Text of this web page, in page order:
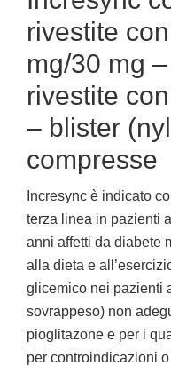
rivestite
mg/30 mg
rivestite
– blister
compresse
Incresync è indicato
terza linea in pazienti
anni affetti da diabete
alla dieta e
glicemico nei pazienti
sovrappeso) non
pioglitazone e per i
per controindicazioni